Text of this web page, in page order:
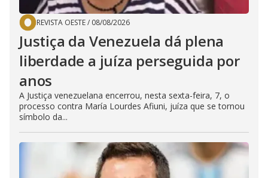
REVISTA OESTE/ 08/08/2026
Justiça da Venezuela dá plena
liberdade a juíza perseguida por
anos
A Justiça venezuelana encerrou, nesta sexta-feira, 7, o
processo contra María Lourdes Afiuni, juíza que se tornou
símbolo da...